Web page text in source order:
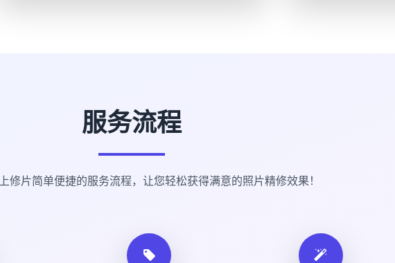
服务流程
修片简单便捷的服务流程，让您轻松获得满意的照片精修效果！